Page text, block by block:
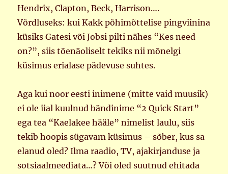
Hendrix, Clapton, Beck, Harrison….
Võrdluseks: kui Kakk põhimõttelise pingviinina
küsiks Gatesi või Jobsi pilti nähes “Kes need
on?”, siis tõenäoliselt tekiks nii mõnelgi
küsimus erialase pädevuse suhtes.
Aga kui noor eesti inimene (mitte vaid muusik)
ei ole iial kuulnud bändinime “2 Quick Start”
ega tea “Kaelakee hääle” nimelist laulu, siis
tekib hoopis sügavam küsimus – sõber, kus sa
elanud oled? Ilma raadio, TV, ajakirjanduse ja
sotsiaalmeediata…? Või oled suutnud ehitada